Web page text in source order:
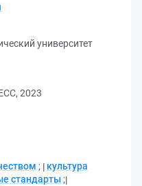
университет
2023
;
культура
стандарты ;